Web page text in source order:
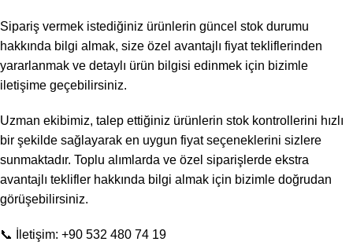
Sipariş vermek istediğiniz ürünlerin güncel stok durumu
hakkında bilgi almak, size özel avantajlı fiyat tekliflerinden
yararlanmak ve detaylı ürün bilgisi edinmek için bizimle
iletişime geçebilirsiniz.
Uzman ekibimiz, talep ettiğiniz ürünlerin stok kontrollerini hızlı
bir şekilde sağlayarak en uygun fiyat seçeneklerini sizlere
sunmaktadır. Toplu alımlarda ve özel siparişlerde ekstra
avantajlı teklifler hakkında bilgi almak için bizimle doğrudan
görüşebilirsiniz.
📞 İletişim: +90 532 480 74 19